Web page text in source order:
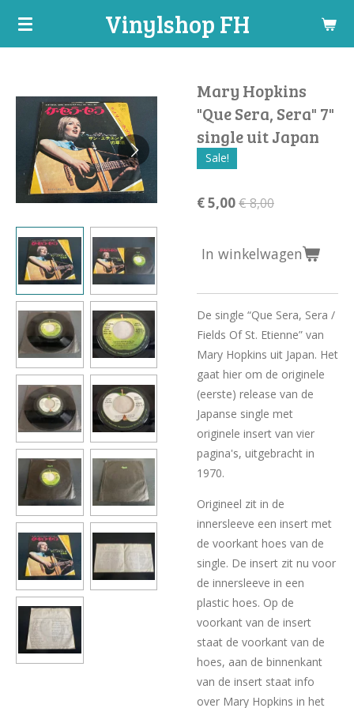
Ga
hoofdinhoud
Vinylshop FH
Mary Hopkins
"Que Sera, Sera" 7"
single uit Japan
Sale!
€ 5,00€ 8,00
In winkelwagen
De single “Que Sera, Sera /
Fields Of St. Etienne” van
Mary Hopkins uit Japan. Het
gaat hier om de originele
(eerste) release van de
Japanse single met
originele insert van vier
pagina's, uitgebracht in
1970.
Origineel zit in de
innersleeve een insert met
de voorkant hoes van de
single. De insert zit nu voor
de innersleeve in een
plastic hoes. Op de
voorkant van de insert
staat de voorkant van de
hoes, aan de binnenkant
van de insert staat info
over Mary Hopkins in het